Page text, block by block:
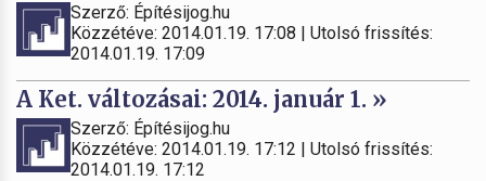
Szerző: Építésijog.hu
Közzétéve: 2014.01.19. 17:08 | Utolsó frissítés:
2014.01.19. 17:09
A Ket. változásai: 2014. január 1. »
Szerző: Építésijog.hu
Közzétéve: 2014.01.19. 17:12 | Utolsó frissítés:
2014.01.19. 17:12